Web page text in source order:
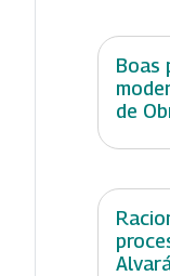
Boas
de